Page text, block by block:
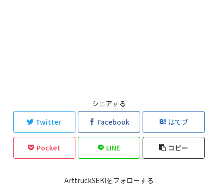
シェアする
Twitter
Facebook はてブ
Pocket LINE コピー
ArttruckSEKIをフォローする